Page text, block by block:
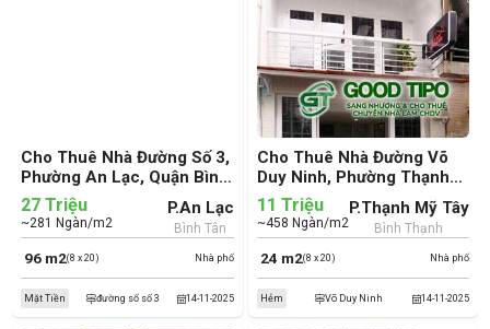
Cho Thuê Nhà Đường Số 3,
Phường An Lạc, Quận Bình
Tân (cũ)
Nhà phố
96 m2(8 x 20)
27 Triệu
~281 Ngàn/m2
P.An Lạc
Bình Tân
14-11-2025
Mặt Tiền đường số số 3
Cho Thuê Nhà Đường Võ
Duy Ninh, Phường Thạnh
Mỹ Tây, Quận Bình Thạnh
(cũ)
Nhà phố
24 m2(8 x 20)
11 Triệu
~458 Ngàn/m2
P.Thạnh Mỹ Tây
Bình Thạnh
14-11-2025
Hẻm Võ Duy Ninh